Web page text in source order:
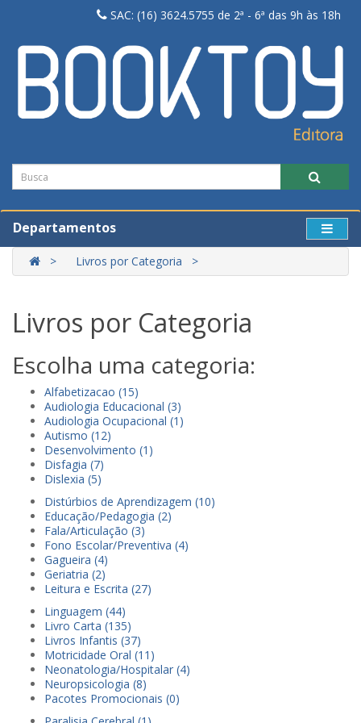
SAC: (16) 3624.5755 de 2ª - 6ª das 9h às 18h
Departamentos
Livros por Categoria
Livros por Categoria
Escolha uma categoria:
Alfabetizacao (15)
Audiologia Educacional (3)
Audiologia Ocupacional (1)
Autismo (12)
Desenvolvimento (1)
Disfagia (7)
Dislexia (5)
Distúrbios de Aprendizagem (10)
Educação/Pedagogia (2)
Fala/Articulação (3)
Fono Escolar/Preventiva (4)
Gagueira (4)
Geriatria (2)
Leitura e Escrita (27)
Linguagem (44)
Livro Carta (135)
Livros Infantis (37)
Motricidade Oral (11)
Neonatologia/Hospitalar (4)
Neuropsicologia (8)
Pacotes Promocionais (0)